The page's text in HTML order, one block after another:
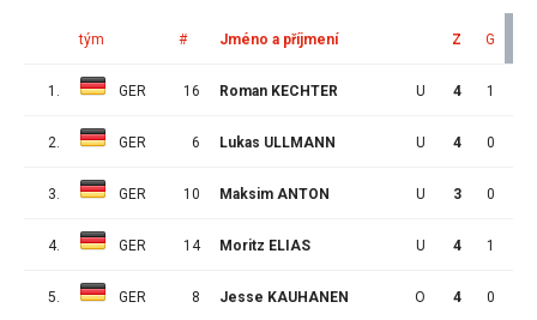
tým # Jméno a příjmení Z G
1. GER 16 Roman KECHTER U 4 1
2. GER 6 Lukas ULLMANN U 4 0
3. GER 10 Maksim ANTON U 3 0
4. GER 14 Moritz ELIAS U 4 1
5. GER 8 Jesse KAUHANEN O 4 0